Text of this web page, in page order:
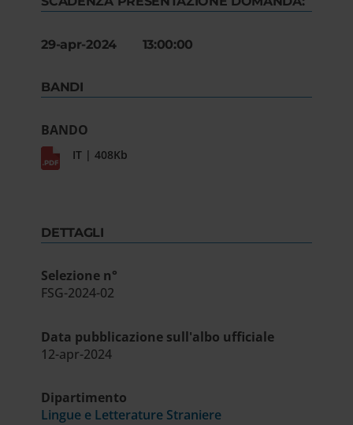
29-apr-2024 13:00:00
BANDI
BANDO
IT | 408Kb
DETTAGLI
Selezione n°
FSG-2024-02
Data pubblicazione sull'albo ufficiale
12-apr-2024
Dipartimento
Lingue e Letterature Straniere